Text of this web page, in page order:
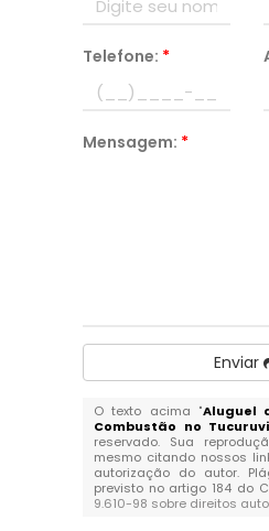
Telefone: *
Mensagem: *
Enviar
O texto acima "Aluguel
Combustão no
reservado. Sua
mesmo citando nossos
autorização do autor.
previsto no artigo 184 do
9.610-98 sobre direitos